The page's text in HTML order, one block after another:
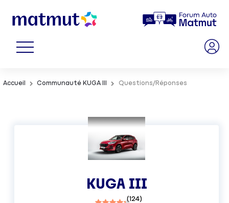
Accueil Communauté KUGA III Questions/Réponses
KUGA III
(124)